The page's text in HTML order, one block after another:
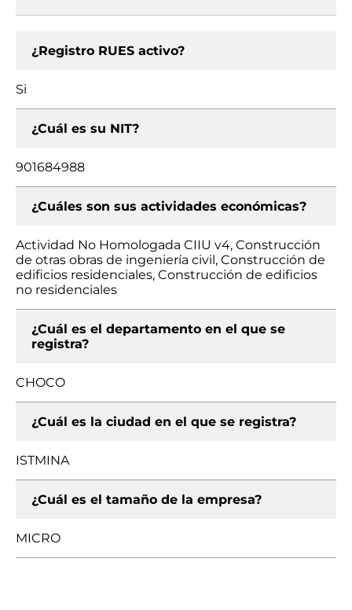
¿Registro RUES activo?
Si
¿Cuál es su NIT?
901684988
¿Cuáles son sus actividades económicas?
Actividad No Homologada CIIU v4, Construcción
de otras obras de ingeniería civil, Construcción de
edificios residenciales, Construcción de edificios
no residenciales
¿Cuál es el departamento en el que se
registra?
CHOCO
¿Cuál es la ciudad en el que se registra?
ISTMINA
¿Cuál es el tamaño de la empresa?
MICRO